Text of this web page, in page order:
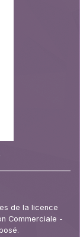
de la licence
Commerciale -
.